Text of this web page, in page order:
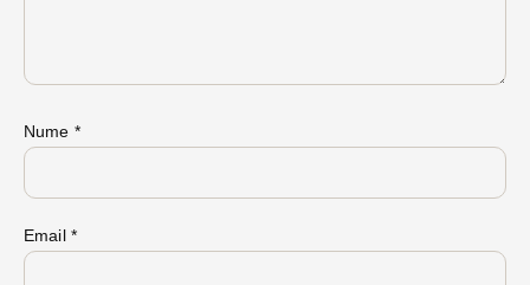
Nume *
Email *